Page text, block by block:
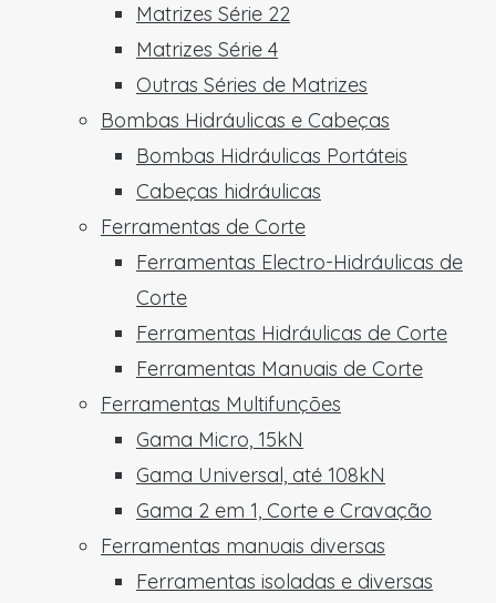
Matrizes Série 22
Matrizes Série 4
Outras Séries de Matrizes
Bombas Hidráulicas e Cabeças
Bombas Hidráulicas Portáteis
Cabeças hidráulicas
Ferramentas de Corte
Ferramentas Electro-Hidráulicas de
Corte
Ferramentas Hidráulicas de Corte
Ferramentas Manuais de Corte
Ferramentas Multifunções
Gama Micro, 15kN
Gama Universal, até 108kN
Gama 2 em 1, Corte e Cravação
Ferramentas manuais diversas
Ferramentas isoladas e diversas